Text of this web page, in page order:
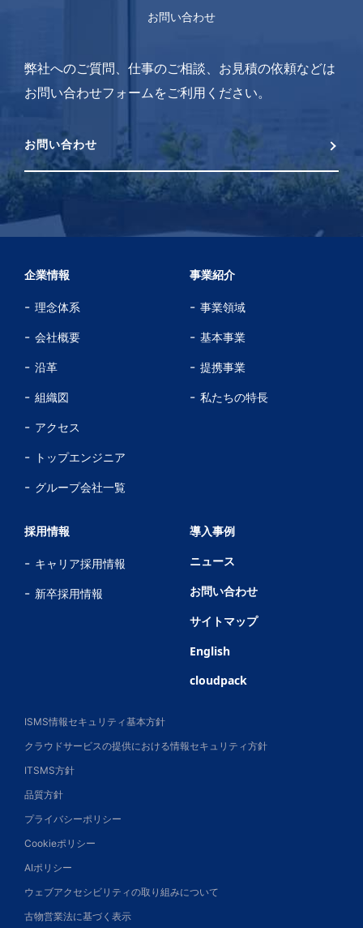
お問い合わせ
弊社へのご質問、仕事のご相談、お見積の依頼などは
お問い合わせフォームをご利用ください。
お問い合わせ
企業情報
理念体系
会社概要
沿革
組織図
アクセス
トップエンジニア
グループ会社一覧
事業紹介
事業領域
基本事業
提携事業
私たちの特長
採用情報
キャリア採用情報
新卒採用情報
導入事例
ニュース
お問い合わせ
サイトマップ
English
cloudpack
ISMS情報セキュリティ基本方針
クラウドサービスの提供における情報セキュリティ方針
ITSMS方針
品質方針
プライバシーポリシー
Cookieポリシー
AIポリシー
ウェブアクセシビリティの取り組みについて
古物営業法に基づく表示